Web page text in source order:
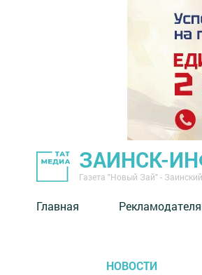
ЗАИНСК-
Газета "Новый Зай" -
Главная
НОВОСТИ